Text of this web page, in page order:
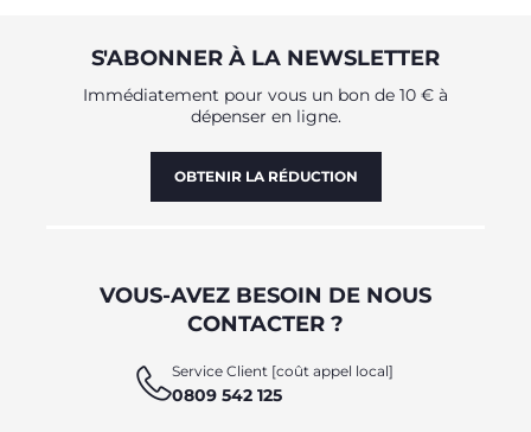
S'ABONNER À LA NEWSLETTER
Immédiatement pour vous un bon de 10 € à
dépenser en ligne.
OBTENIR LA RÉDUCTION
VOUS-AVEZ BESOIN DE NOUS
CONTACTER ?
Service Client [coût appel local]
0809 542 125